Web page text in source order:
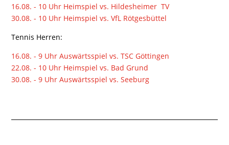
16.08. - 10 Uhr Heimspiel vs. Hildesheimer TV
30.08. - 10 Uhr Heimspiel vs. VfL Rötgesbüttel
Tennis Herren:
16.08. - 9 Uhr Auswärtsspiel vs. TSC Göttingen
22.08. - 10 Uhr Heimspiel vs. Bad Grund
30.08. - 9 Uhr Auswärtsspiel vs. Seeburg